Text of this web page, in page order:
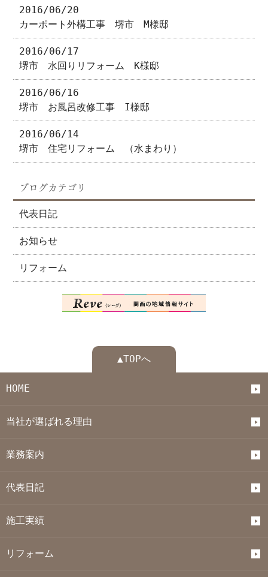
2016/06/20
カーポート外構工事 堺市 M様邸
2016/06/17
堺市 水回りリフォーム K様邸
2016/06/16
堺市 お風呂改修工事 I様邸
2016/06/14
堺市 住宅リフォーム （水まわり）
ブログカテゴリ
代表日記
お知らせ
リフォーム
▲TOPへ
HOME
当社が選ばれる理由
業務案内
代表日記
施工実績
リフォーム